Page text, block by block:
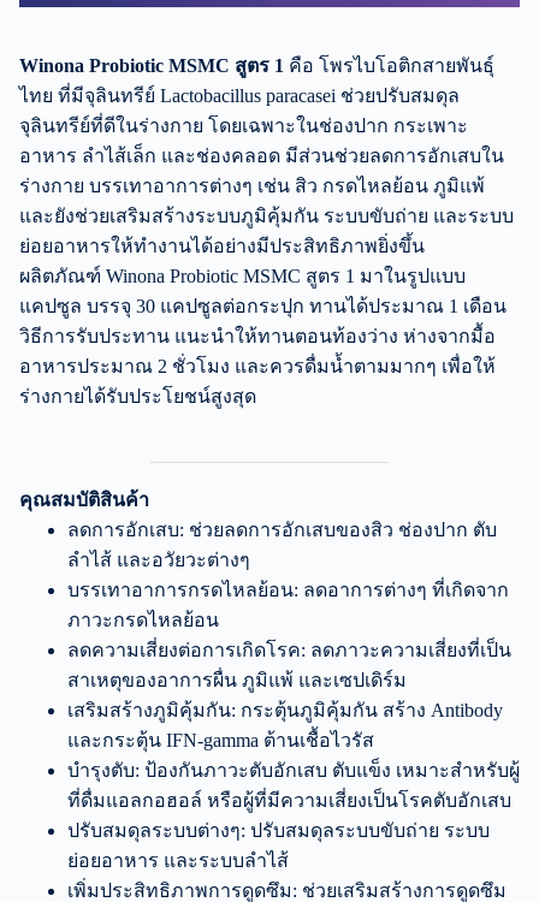
Winona Probiotic MSMC สูตร 1 คือ โพรไบโอติกสายพันธุ์
ไทย ที่มีจุลินทรีย์ Lactobacillus paracasei ช่วยปรับสมดุล
จุลินทรีย์ที่ดีในร่างกาย โดยเฉพาะในช่องปาก กระเพาะ
อาหาร ลำไส้เล็ก และช่องคลอด มีส่วนช่วยลดการอักเสบใน
ร่างกาย บรรเทาอาการต่างๆ เช่น สิว กรดไหลย้อน ภูมิแพ้
และยังช่วยเสริมสร้างระบบภูมิคุ้มกัน ระบบขับถ่าย และระบบ
ย่อยอาหารให้ทำงานได้อย่างมีประสิทธิภาพยิ่งขึ้น
ผลิตภัณฑ์ Winona Probiotic MSMC สูตร 1 มาในรูปแบบ
แคปซูล บรรจุ 30 แคปซูลต่อกระปุก ทานได้ประมาณ 1 เดือน
วิธีการรับประทาน แนะนำให้ทานตอนท้องว่าง ห่างจากมื้อ
อาหารประมาณ 2 ชั่วโมง และควรดื่มน้ำตามมากๆ เพื่อให้
ร่างกายได้รับประโยชน์สูงสุด
คุณสมบัติสินค้า
ลดการอักเสบ: ช่วยลดการอักเสบของสิว ช่องปาก ตับ
ลำไส้ และอวัยวะต่างๆ
บรรเทาอาการกรดไหลย้อน: ลดอาการต่างๆ ที่เกิดจาก
ภาวะกรดไหลย้อน
ลดความเสี่ยงต่อการเกิดโรค: ลดภาวะความเสี่ยงที่เป็น
สาเหตุของอาการผื่น ภูมิแพ้ และเซปเดิร์ม
เสริมสร้างภูมิคุ้มกัน: กระตุ้นภูมิคุ้มกัน สร้าง Antibody
และกระตุ้น IFN-gamma ต้านเชื้อไวรัส
บำรุงตับ: ป้องกันภาวะตับอักเสบ ตับแข็ง เหมาะสำหรับผู้
ที่ดื่มแอลกอฮอล์ หรือผู้ที่มีความเสี่ยงเป็นโรคตับอักเสบ
ปรับสมดุลระบบต่างๆ: ปรับสมดุลระบบขับถ่าย ระบบ
ย่อยอาหาร และระบบลำไส้
เพิ่มประสิทธิภาพการดูดซึม: ช่วยเสริมสร้างการดูดซึม